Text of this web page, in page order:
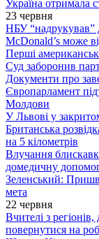
Україна отримала
23 червня
НБУ “надрукував”
McDonald’s може
Перші
Суд заборонив
Документи про
Європарламент
Молдови
У Львові у
Британська
на 5 кілометрів
Влучання
домедичну
Зеленський:
мета
22 червня
Вчителі з
повернутися на